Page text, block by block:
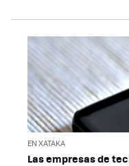
EN XATAKA
Las empresas de